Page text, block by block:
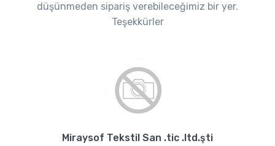
düşünmeden sipariş verebileceğimiz bir yer.
Teşekkürler
Miraysof Tekstil San .tic .ltd.şti